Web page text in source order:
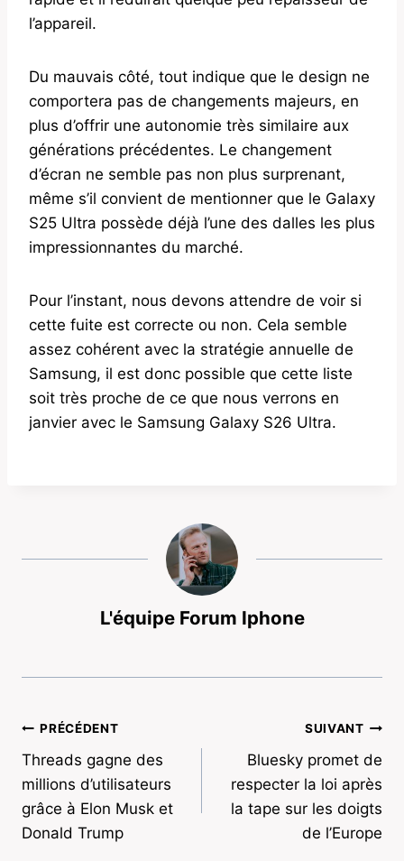
l’appareil.
Du mauvais côté, tout indique que le design ne
comportera pas de changements majeurs, en
plus d’offrir une autonomie très similaire aux
générations précédentes. Le changement
d’écran ne semble pas non plus surprenant,
même s’il convient de mentionner que le Galaxy
S25 Ultra possède déjà l’une des dalles les plus
impressionnantes du marché.
Pour l’instant, nous devons attendre de voir si
cette fuite est correcte ou non. Cela semble
assez cohérent avec la stratégie annuelle de
Samsung, il est donc possible que cette liste
soit très proche de ce que nous verrons en
janvier avec le Samsung Galaxy S26 Ultra.
L'équipe Forum Iphone
Navigation
de
l’article
PRÉCÉDENT
Threads gagne des
millions d’utilisateurs
grâce à Elon Musk et
Donald Trump
SUIVANT
Bluesky promet de
respecter la loi après
la tape sur les doigts
de l’Europe